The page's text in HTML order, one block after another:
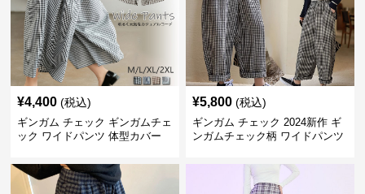
¥4,400 (税込)
ギンガム チェック ギンガムチェ
ック ワイドパンツ 体型カバー
¥5,800 (税込)
ギンガム チェック 2024新作 ギ
ンガムチェック柄 ワイドパンツ